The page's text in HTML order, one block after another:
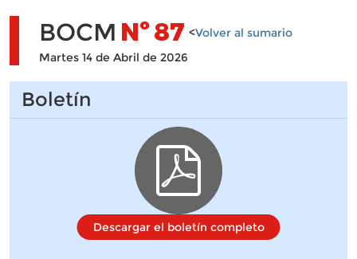
BOCM Nº87 <Volver al sumario
Martes 14 de Abril de 2026
Boletín
Descargar el boletín completo